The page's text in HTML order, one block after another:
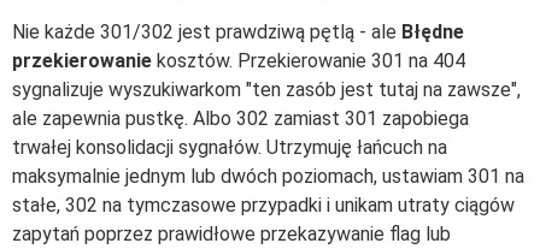
Nie każde 301/302 jest prawdziwą pętlą - ale Błędne
przekierowanie kosztów. Przekierowanie 301 na 404
sygnalizuje wyszukiwarkom "ten zasób jest tutaj na zawsze",
ale zapewnia pustkę. Albo 302 zamiast 301 zapobiega
trwałej konsolidacji sygnałów. Utrzymuję łańcuch na
maksymalnie jednym lub dwóch poziomach, ustawiam 301 na
stałe, 302 na tymczasowe przypadki i unikam utraty ciągów
zapytań poprzez prawidłowe przekazywanie flag lub